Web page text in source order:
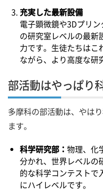
充実した最新設備
電子顕微鏡や3Dプリ
の研究室レベルの最新
力です。生徒たちはこ
ながら、より高度な研
部活動はやっぱり
多摩科の部活動は、やは
ます。
科学研究部： 物理、化
分かれ、世界レベルの
的な科学コンテストで
にハイレベルです。